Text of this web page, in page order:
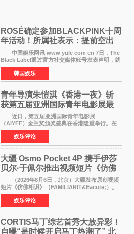
ROSÉ确定参加BLACKPINK十周
年活动！所属社表示：提前空出
了时间
中国娱乐网讯 www yule com cn 7日，The
Black Label通过官方社交媒体账号发表声明，就
近期网络上关于ROS&Eacute;个人行程及是否参
加BLACKPINK出道纪念活动的种种猜测作出正
式回应。 Th
韩国娱乐
青年导演朱愷淇《香港一夜》斩
获第五届亚洲国际青年电影展最
佳剧本改编奖
近日，第五届亚洲国际青年电影展
（AIYFF）金兰奖颁奖盛典在香港隆重举行。在
这场汇聚数百位海内外电影人、文化界人士及媒
体代表的亚洲青年影视盛会上，香港本土电影
《香港一夜》（Dawn in Ho
娱乐评论
大疆 Osmo Pocket 4P 携手伊莎
贝尔·于佩尔推出视频短片《仿佛
相识》
（2026年8月6日，北京）大疆发布原创视频
短片《仿佛相识》（FAMILIARIT&Eacute;）。
视频短片由戛纳国际电影节最佳女演员伊莎贝尔·
于佩尔（Isabelle Huppert）主演，全程使用大
疆首款双主摄口
娱乐评论
CORTIS马丁综艺首秀大放异彩！
自曝“是时候开启马丁热潮了” 北